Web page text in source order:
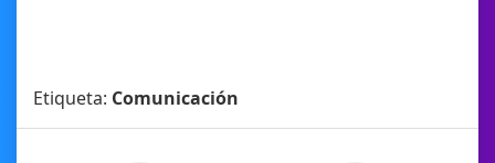
Etiqueta: Comunicación